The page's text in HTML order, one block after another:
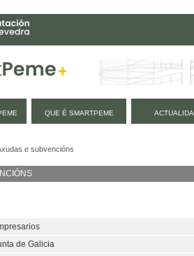
QUE É SMARTPEME
e subvencións
de Galicia